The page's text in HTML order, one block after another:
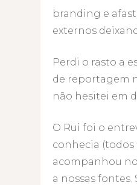
branding e
externos
Perdi o rasto a
de reportagem
não hesitei em
O Rui foi o
conhecia
acompanhou
a nossas